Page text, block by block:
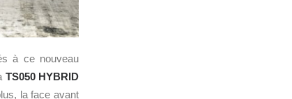
à ce nouveau
TS050 HYBRID
la face avant